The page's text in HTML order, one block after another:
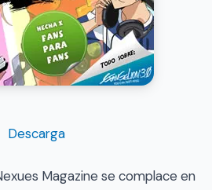
Descarga
Magazine se complace en